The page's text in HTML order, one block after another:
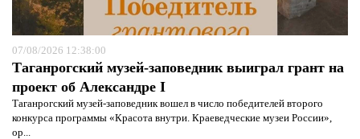
07/08/2026 12:38:00
Таганрогский музей-заповедник выиграл грант на
проект об Александре I
Таганрогский музей-заповедник вошел в число победителей второго
конкурса программы «Красота внутри. Краеведческие музеи России»,
ор...